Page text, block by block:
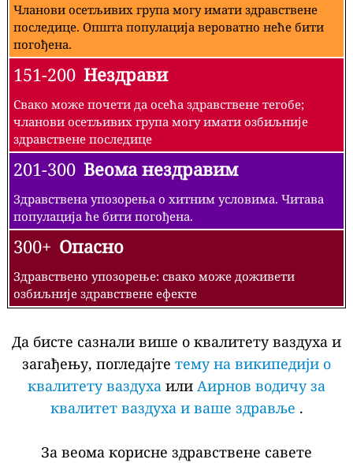
Чланови осетљивих група могу имати здравствене
последице. Општа популација вероватно неће бити
погођена.
151-200 Нездрави
Свако може почети да осећа здравствене тегобе;
чланови осетљивих група могу имати озбиљније
здравствене последице
201-300 Веома нездравим
Здравствена упозорења о хитним условима. Читава
популација ће бити погођена.
300+ Опасно
Здравствено упозорење: свако може доживети
озбиљније здравствене ефекте
Да бисте сазнали више о квалитету ваздуха и
загађењу, погледајте тему на википедији о
квалитету ваздуха или Аирнов водичу за
квалитет ваздуха и ваше здравље .
За веома корисне здравствене савете